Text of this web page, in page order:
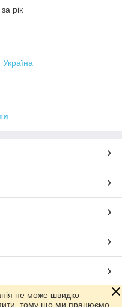
рік
Prom.ua
не може швидко
тому що ми працюємо